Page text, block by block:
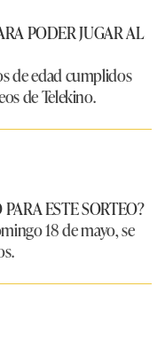
PODER JUGAR AL
de edad cumplidos
deTelekino.
ESTE SORTEO?
18 de mayo, se
.